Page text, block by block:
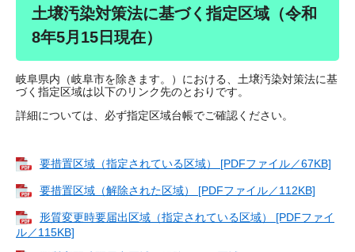
土壌汚染対策法に基づく指定区域（令和
8年5月15日現在）
岐阜県内（岐阜市を除きます。）における、土壌汚染対策法に基
づく指定区域は以下のリンク先のとおりです。
詳細については、必ず指定区域台帳でご確認ください。
要措置区域（指定されている区域） [PDFファイル／67KB]
要措置区域（解除された区域） [PDFファイル／112KB]
形質変更時要届出区域（指定されている区域） [PDFファイ
ル／115KB]